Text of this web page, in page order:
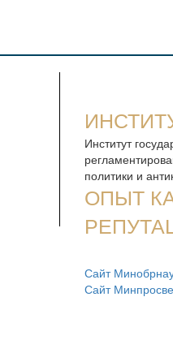
Институт
политики и
ОПЫТ
Сайт
Сайт